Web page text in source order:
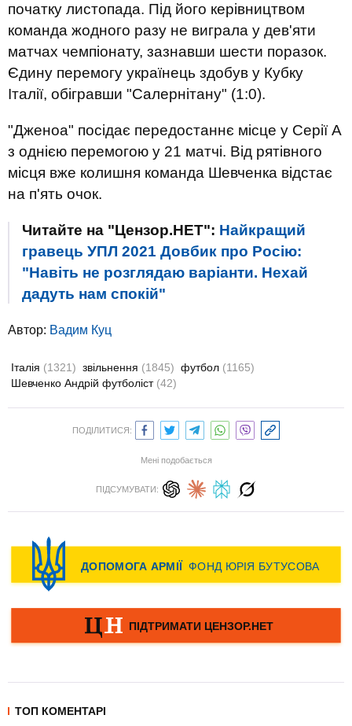
початку листопада. Під його керівництвом
команда жодного разу не виграла у дев'яти
матчах чемпіонату, зазнавши шести поразок.
Єдину перемогу українець здобув у Кубку
Італії, обігравши "Салернітану" (1:0).
"Дженоа" посідає передостаннє місце у Серії A
з однією перемогою у 21 матчі. Від рятівного
місця вже колишня команда Шевченка відстає
на п'ять очок.
Читайте на "Цензор.НЕТ": Найкращий
гравець УПЛ 2021 Довбик про Росію:
"Навіть не розглядаю варіанти. Нехай
дадуть нам спокій"
Автор: Вадим Куц
Італія (1321) звільнення (1845) футбол (1165)
Шевченко Андрій футболіст (42)
ПОДІЛИТИСЯ:
Мені подобається
ПІДСУМУВАТИ:
ТОП КОМЕНТАРІ